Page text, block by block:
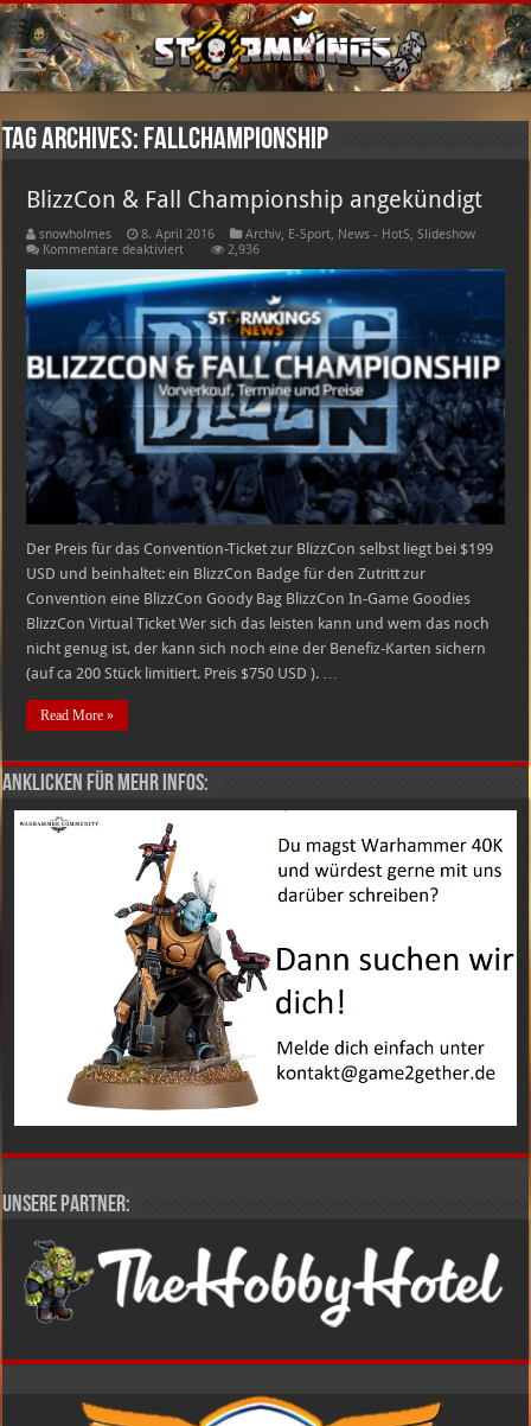
Tag Archives: FallChampionship
BlizzCon & Fall Championship angekündigt
snowholmes 8. April 2016 Archiv, E-Sport, News - HotS,Slideshow
Kommentare deaktiviertfür
&
Fall
Championship
angekündigt
2,936
Der Preis für das Convention-Ticket zur BlizzCon selbst liegt bei $199
USD und beinhaltet: ein BlizzCon Badge für den Zutritt zur
Convention eine BlizzCon Goody Bag BlizzCon In-Game Goodies
BlizzCon Virtual Ticket Wer sich das leisten kann und wem das noch
nicht genug ist, der kann sich noch eine der Benefiz-Karten sichern
(auf ca 200 Stück limitiert. Preis $750 USD ). …
Read More »
Anklicken für mehr Infos:
Unsere Partner: